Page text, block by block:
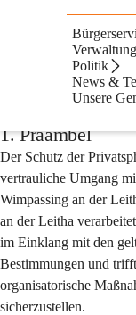
Verwaltung
Politik
News &
Unsere
der
1. Präambel
Der Schutz der
vertrauliche Umgang
Wimpassing an der
an der Leitha
im Einklang mit den
Bestimmungen und
organisatorische
sicherzustellen.